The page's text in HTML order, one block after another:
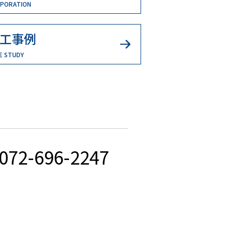
事例
STUDY
072-696-2247